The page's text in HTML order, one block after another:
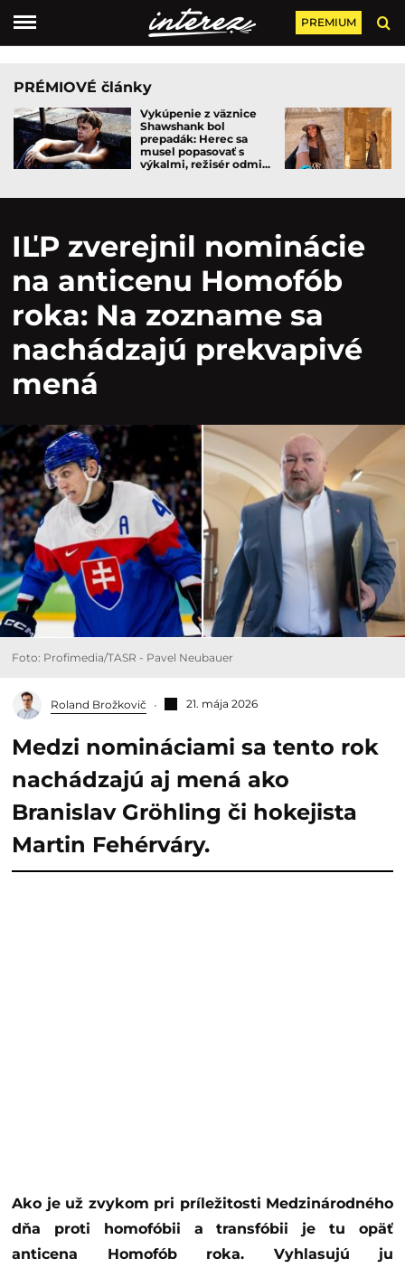
PREMIUM
PRÉMIOVÉ články
Vykúpenie z väznice
Shawshank bol
prepadák: Herec sa
musel popasovať s
výkalmi, režisér odmi...
IĽP zverejnil nominácie
na anticenu Homofób
roka: Na zozname sa
nachádzajú prekvapivé
mená
Foto: Profimedia/TASR - Pavel Neubauer
Roland Brožkovič 21. mája 2026
Medzi nomináciami sa tento rok
nachádzajú aj mená ako
Branislav Gröhling či hokejista
Martin Fehérváry.
Ako je už zvykom pri príležitosti Medzinárodného
dňa proti homofóbii a transfóbii je tu opäť
anticena Homofób roka. Vyhlasujú ju